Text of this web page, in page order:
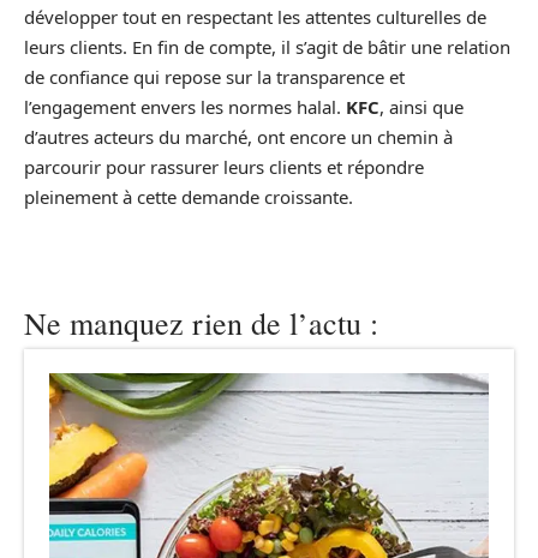
développer tout en respectant les attentes culturelles de
leurs clients. En fin de compte, il s’agit de bâtir une relation
de confiance qui repose sur la transparence et
l’engagement envers les normes halal. KFC, ainsi que
d’autres acteurs du marché, ont encore un chemin à
parcourir pour rassurer leurs clients et répondre
pleinement à cette demande croissante.
Ne manquez rien de l’actu :